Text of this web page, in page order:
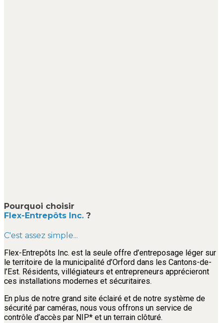
Pourquoi choisir
Flex-Entrepôts Inc. ?
C'est assez simple...
Flex-Entrepôts Inc. est la seule offre d’entreposage léger sur
le territoire de la municipalité d’Orford dans les Cantons-de-
l’Est. Résidents, villégiateurs et entrepreneurs apprécieront
ces installations modernes et sécuritaires.
En plus de notre grand site éclairé et de notre système de
sécurité par caméras, nous vous offrons un service de
contrôle d’accès par NIP* et un terrain clôturé.